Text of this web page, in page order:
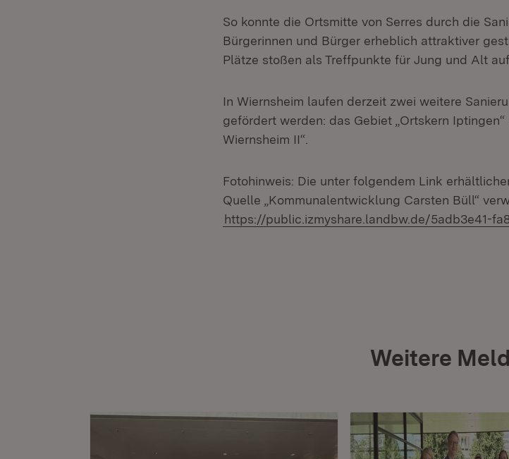
So konnte die Ortsmitte von Serres durch die
Bürgerinnen und Bürger erheblich attraktiver
Plätze stoßen als Treffpunkte für Jung und Alt
In Wiernsheim laufen derzeit zwei weitere
gefördert werden: das Gebiet „Ortskern
Wiernsheim II“.
Fotohinweis: Die unter folgendem Link
Quelle „Kommunalentwicklung Carsten Büll“
https://public.izmyshare.landbw.de/5adb3e41-
Weitere